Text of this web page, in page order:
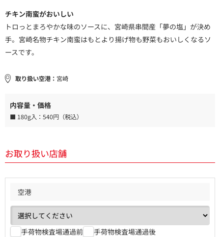
チキン南蛮がおいしい
トロっとまろやかな味のソースに、宮崎県串間産「夢の塩」が決め
手。宮崎名物チキン南蛮はもとより揚げ物も野菜もおいしくなるソ
ースです。
取り扱い空港： 宮崎
内容量・価格
■ 180g入： 540円（税込）
お取り扱い店舗
空港
手荷物検査場通過前 手荷物検査場通過後